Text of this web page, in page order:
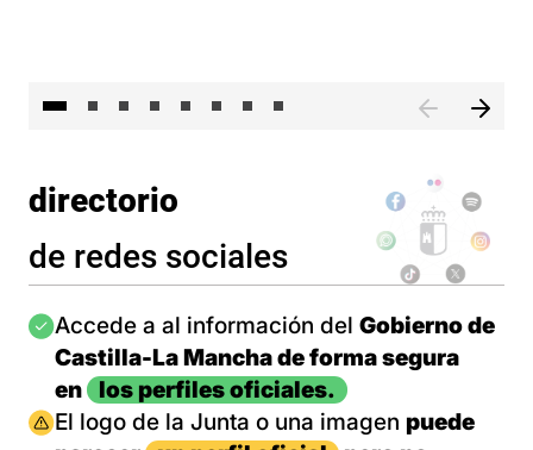
directorio
de redes sociales
Imagen
Accede a al información del Gobierno de
Castilla-La Mancha de forma segura
en
los perfiles oficiales.
Imagen
El logo de la Junta o una imagen puede